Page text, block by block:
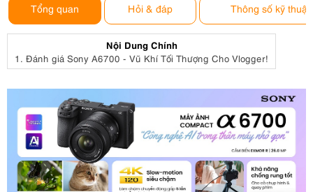
Tổng quan Hỏi & đáp Thông số kỹ thuật
Nội Dung Chính
1. Đánh giá Sony A6700 - Vũ Khí Tối Thượng Cho Vlogger!